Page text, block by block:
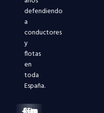
defendiendo
a
conductores
y
flotas
en
toda
España.
Facebook-
X-
Instagram
Linkedin-
Youtube